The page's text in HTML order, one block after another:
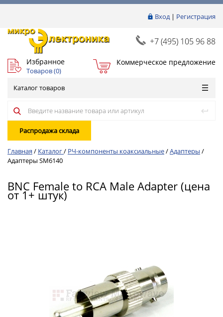
Вход| Регистрация
+7 (495) 105 96 88
Избранное
Товаров (0)
Коммерческое предложение
Каталог товаров
Распродажа склада
Главная / Каталог/ РЧ-компоненты коаксиальные/Адаптеры /
Адаптеры SM6140
BNC Female to RCA Male Adapter (цена
от 1+ штук)